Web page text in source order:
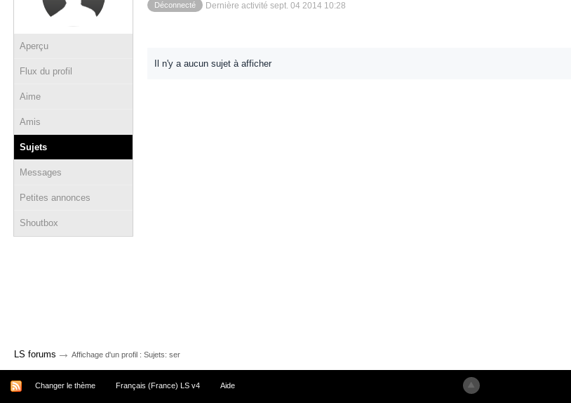
Aperçu
Flux du profil
Aime
Amis
Sujets
Messages
Petites annonces
Shoutbox
Déconnecté Dernière activité sept. 04 2014 10:28
Il n'y a aucun sujet à afficher
LS forums → Affichage d'un profil : Sujets: ser
Changer le thème Français (France) LS v4 Aide